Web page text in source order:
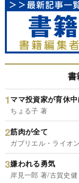
書
ママ投資家が育休
ちょる子 著
筋肉が全て
ガブリエル・ライオ
嫌われる勇気
岸見一郎 著/古賀史健